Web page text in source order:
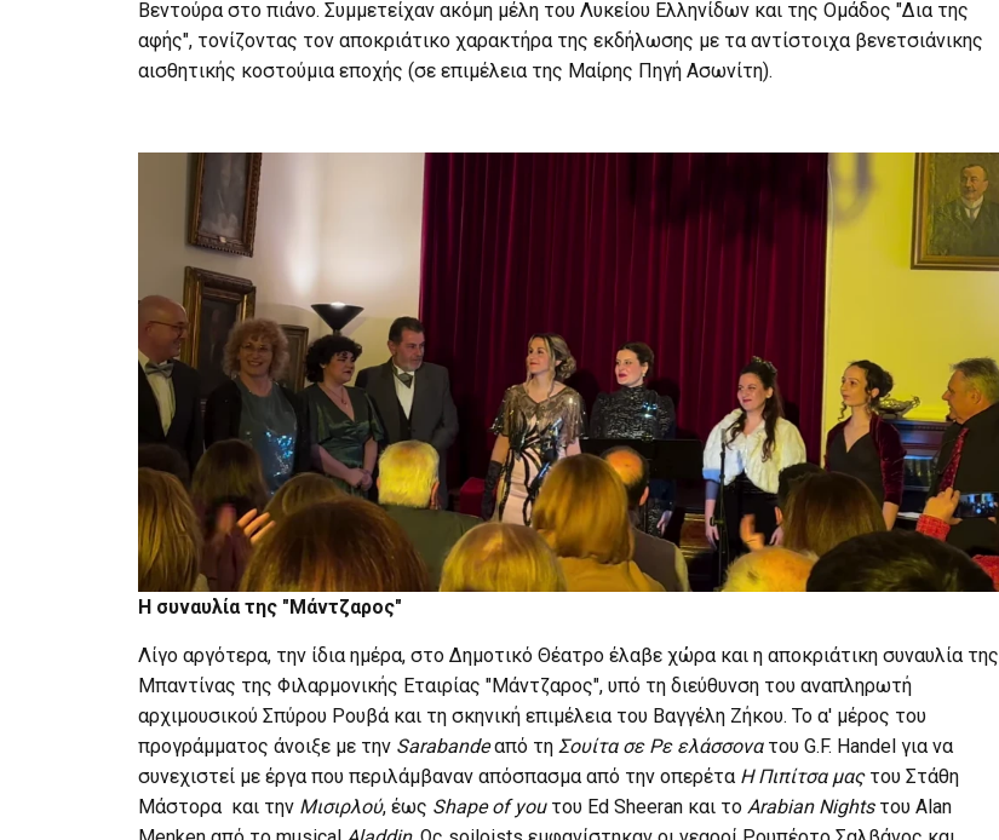
Βεντούρα στο πιάνο. Συμμετείχαν ακόμη μέλη του Λυκείου Ελληνίδων και της Ομάδος "Δια της
αφής", τονίζοντας τον αποκριάτικο χαρακτήρα της εκδήλωσης με τα αντίστοιχα βενετσιάνικης
αισθητικής κοστούμια εποχής (σε επιμέλεια της Μαίρης Πηγή Ασωνίτη).
Η συναυλία της "Μάντζαρος"
Λίγο αργότερα, την ίδια ημέρα, στο Δημοτικό Θέατρο έλαβε χώρα και η αποκριάτικη συναυλία της
Μπαντίνας της Φιλαρμονικής Εταιρίας "Μάντζαρος", υπό τη διεύθυνση του αναπληρωτή
αρχιμουσικού Σπύρου Ρουβά και τη σκηνική επιμέλεια του Βαγγέλη Ζήκου. Το α' μέρος του
προγράμματος άνοιξε με την Sarabandeαπό τη Σουίτα σε Ρε ελάσσονατου G.F. Handel για να
συνεχιστεί με έργα που περιλάμβαναν απόσπασμα από την οπερέτα Η Πιπίτσα μαςτου Στάθη
Μάστορα και την Μισιρλού, έως Shape of youτου Ed Sheeran και το Arabian Nights του Alan